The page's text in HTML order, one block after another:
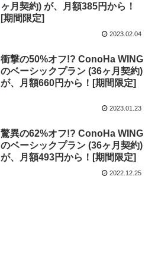
ヶ月契約) が、月額385円から！
[期間限定]
2023.02.04
衝撃の50%オフ!? ConoHa WING
のベーシックプラン (36ヶ月契約)
が、月額660円から！[期間限定]
2023.01.23
驚異の62%オフ!? ConoHa WING
のベーシックプラン (36ヶ月契約)
が、月額493円から！[期間限定]
2022.12.25